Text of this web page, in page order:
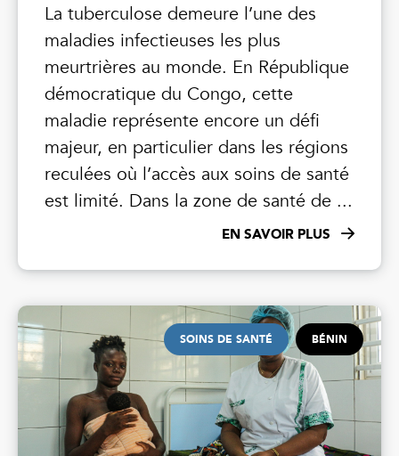
La tuberculose demeure l’une des
maladies infectieuses les plus
meurtrières au monde. En République
démocratique du Congo, cette
maladie représente encore un défi
majeur, en particulier dans les régions
reculées où l’accès aux soins de santé
est limité. Dans la zone de santé de ...
EN SAVOIR PLUS
SOINS DE SANTÉ BÉNIN